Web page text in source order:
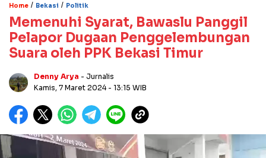
Home / Bekasi / Politik
Memenuhi Syarat, Bawaslu Panggil
Pelapor Dugaan Penggelembungan
Suara oleh PPK Bekasi Timur
Denny Arya - Jurnalis
Kamis, 7 Maret 2024 - 13:15 WIB